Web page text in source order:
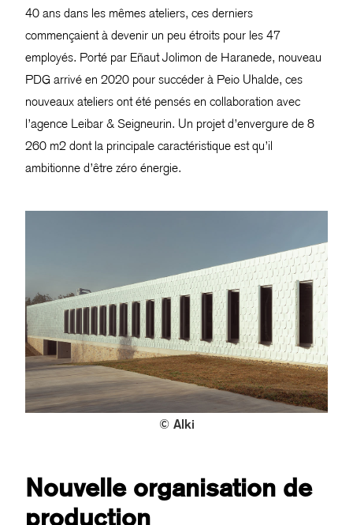
40 ans dans les mêmes ateliers, ces derniers
commençaient à devenir un peu étroits pour les 47
employés. Porté par Eñaut Jolimon de Haranede, nouveau
PDG arrivé en 2020 pour succéder à Peio Uhalde, ces
nouveaux ateliers ont été pensés en collaboration avec
l’agence Leibar & Seigneurin. Un projet d’envergure de 8
260 m2 dont la principale caractéristique est qu’il
ambitionne d’être zéro énergie.
© Alki
Nouvelle organisation de
production